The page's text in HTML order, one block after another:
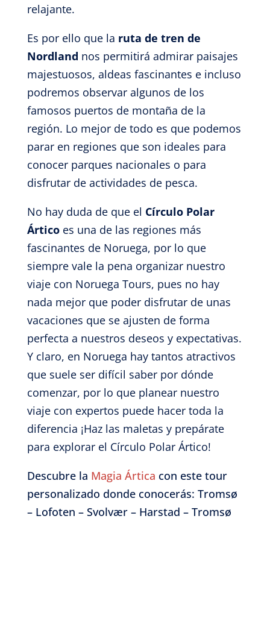
relajante.
Es por ello que la ruta de tren de
Nordland nos permitirá admirar paisajes
majestuosos, aldeas fascinantes e incluso
podremos observar algunos de los
famosos puertos de montaña de la
región. Lo mejor de todo es que podemos
parar en regiones que son ideales para
conocer parques nacionales o para
disfrutar de actividades de pesca.
No hay duda de que el Círculo Polar
Árticoes una de las regiones más
fascinantes de Noruega, por lo que
siempre vale la pena organizar nuestro
viaje con Noruega Tours, pues no hay
nada mejor que poder disfrutar de unas
vacaciones que se ajusten de forma
perfecta a nuestros deseos y expectativas.
Y claro, en Noruega hay tantos atractivos
que suele ser difícil saber por dónde
comenzar, por lo que planear nuestro
viaje con expertos puede hacer toda la
diferencia ¡Haz las maletas y prepárate
para explorar el Círculo Polar Ártico!
Descubre la Magia Ártica con este tour
personalizado donde conocerás: Tromsø
– Lofoten – Svolvær – Harstad – Tromsø